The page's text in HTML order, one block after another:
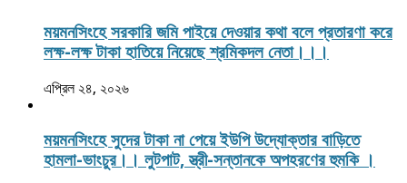
ময়মনসিংহে সরকারি জমি পাইয়ে দেওয়ার কথা বলে প্রতারণা করে
লক্ষ-লক্ষ টাকা হাতিয়ে নিয়েছে শ্রমিকদল নেতা।।।
এপ্রিল ২৪, ২০২৬
ময়মনসিংহে সুদের টাকা না পেয়ে ইউপি উদ্যোক্তার বাড়িতে
হামলা-ভাংচুর।। লুটপাট, স্ত্রী‌-সন্তানকে অপহরণের হুমকি ।